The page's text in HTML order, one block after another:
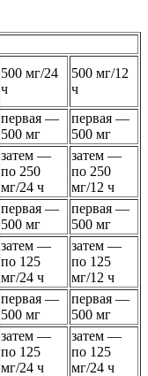
500 мг/24
ч
500 мг/12
ч
первая —
500 мг
первая —
500 мг
затем —
по 250
мг/24 ч
затем —
по 250
мг/12 ч
первая —
500 мг
первая —
500 мг
затем —
по 125
мг/24 ч
затем —
по 125
мг/12 ч
первая —
500 мг
первая —
500 мг
затем —
по 125
мг/24 ч
затем —
по 125
мг/24 ч